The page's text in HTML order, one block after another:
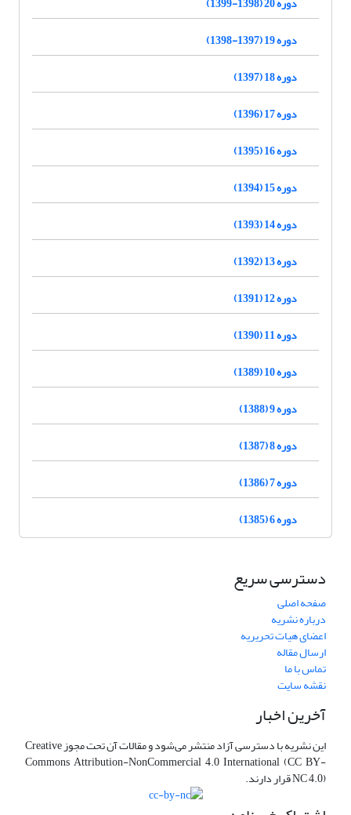
دوره 19 (1397-1398)
دوره 18 (1397)
دوره 17 (1396)
دوره 16 (1395)
دوره 15 (1394)
دوره 14 (1393)
دوره 13 (1392)
دوره 12 (1391)
دوره 11 (1390)
دوره 10 (1389)
دوره 9 (1388)
دوره 8 (1387)
دوره 7 (1386)
دوره 6 (1385)
دسترسی سریع
صفحه اصلی
درباره نشریه
اعضای هیات تحریریه
ارسال مقاله
تماس با ما
نقشه سایت
آخرین اخبار
این نشریه با دسترسی آزاد منتشر می‌شود و مقالات آن تحت مجوز Creative
Commons Attribution-NonCommercial 4.0 International (CC BY-
NC 4.0) قرار دارند.